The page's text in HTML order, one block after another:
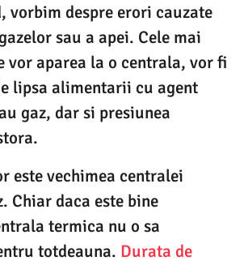
vorbim despre erori cauzate
sau a apei. Cele mai
vor aparea la o centrala, vor fi
lipsa alimentarii cu agent
gaz, dar si presiunea
este vechimea centralei
Chiar daca este bine
termica nu o sa
totdeauna. Durata de